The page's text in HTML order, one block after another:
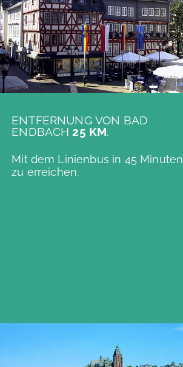
ENTFERNUNG VON BAD
ENDBACH 25 KM.
Mit dem Linienbus in 45 Minuten
zu erreichen.